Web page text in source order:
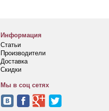
Информация
Статьи
Производители
Доставка
Скидки
Мы в соц сетях